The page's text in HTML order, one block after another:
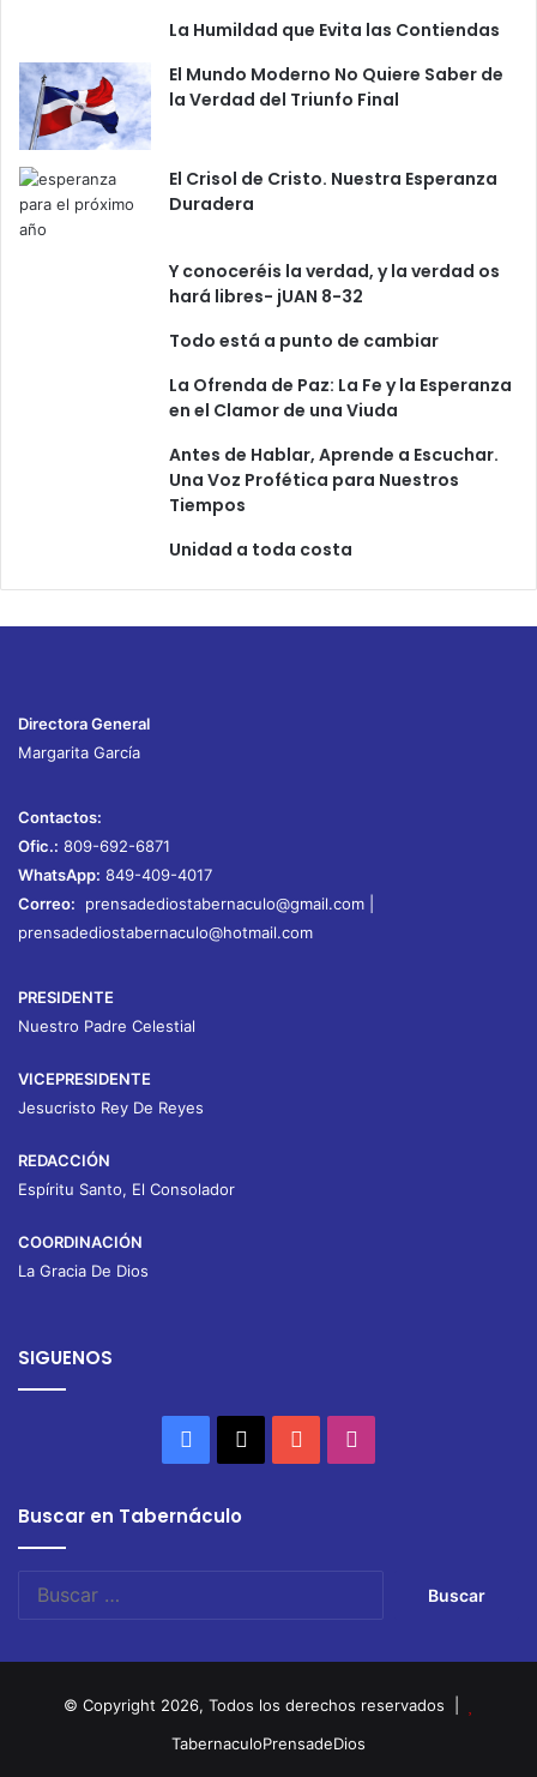
La Humildad que Evita las Contiendas
El Mundo Moderno No Quiere Saber de
la Verdad del Triunfo Final
El Crisol de Cristo. Nuestra Esperanza
Duradera
Y conoceréis la verdad, y la verdad os
hará libres- jUAN 8-32
Todo está a punto de cambiar
La Ofrenda de Paz: La Fe y la Esperanza
en el Clamor de una Viuda
Antes de Hablar, Aprende a Escuchar.
Una Voz Profética para Nuestros
Tiempos
Unidad a toda costa
Directora General
Margarita García
Contactos:
Ofic.: 809-692-6871
WhatsApp: 849-409-4017
Correo:
prensadediostabernaculo@gmail.com
prensadediostabernaculo@hotmail.com
PRESIDENTE
Nuestro Padre Celestial
VICEPRESIDENTE
Jesucristo Rey De Reyes
REDACCIÓN
Espíritu Santo, El Consolador
COORDINACIÓN
La Gracia De Dios
SIGUENOS
Facebook YouTube
Buscar en Tabernáculo
© Copyright 2026, Todos los derechos reservados |
TabernaculoPrensadeDios